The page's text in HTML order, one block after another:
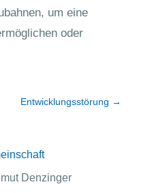
um eine
oder
Entwicklungsstörung →
Denzinger